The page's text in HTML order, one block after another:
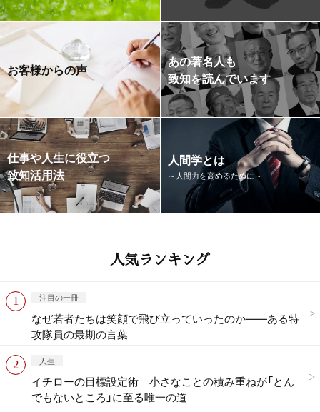
お客様からの声
あの著名人も
致知を読んでいます
仕事や人生に役立つ
致知活用法
人間学とは
～人間力を高めるために～
人気ランキング
注目の一冊
なぜ若者たちは笑顔で飛び立っていったのか——ある特
攻隊員の最期の言葉
人生
イチローの目標設定術｜小さなことの積み重ねが「とん
でもないところ」に至る唯一の道